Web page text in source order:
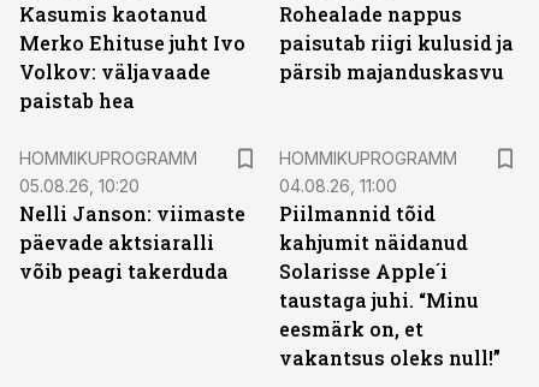
Kasumis kaotanud
Merko Ehituse juht Ivo
Volkov: väljavaade
paistab hea
Rohealade nappus
paisutab riigi kulusid ja
pärsib majanduskasvu
HOMMIKUPROGRAMM
05.08.26, 10:20
Nelli Janson: viimaste
päevade aktsiaralli
võib peagi takerduda
HOMMIKUPROGRAMM
04.08.26, 11:00
Piilmannid tõid
kahjumit näidanud
Solarisse Apple´i
taustaga juhi. “Minu
eesmärk on, et
vakantsus oleks null!”